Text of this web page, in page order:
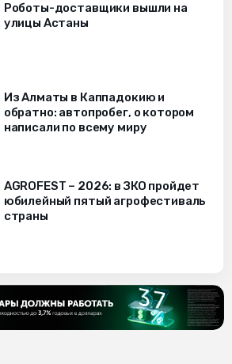
Роботы-доставщики вышли на
улицы Астаны
Из Алматы в Каппадокию и
обратно: автопробег, о котором
написали по всему миру
AGROFEST – 2026: в ЗКО пройдет
юбилейный пятый агрофестиваль
страны